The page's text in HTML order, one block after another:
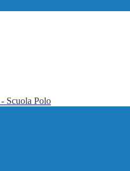
Scuola Polo